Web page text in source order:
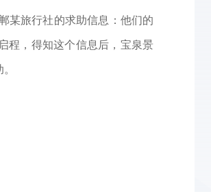
某旅行社的求助信息：他们的
程，得知这个信息后，宝泉景